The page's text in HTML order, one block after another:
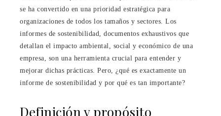
se ha convertido en una prioridad estratégica para
organizaciones de todos los tamaños y sectores. Los
informes de sostenibilidad, documentos exhaustivos que
detallan el impacto ambiental, social y económico de una
empresa, son una herramienta crucial para entender y
mejorar dichas prácticas. Pero, ¿qué es exactamente un
informe de sostenibilidad y por qué es tan importante?
Definición y propósito